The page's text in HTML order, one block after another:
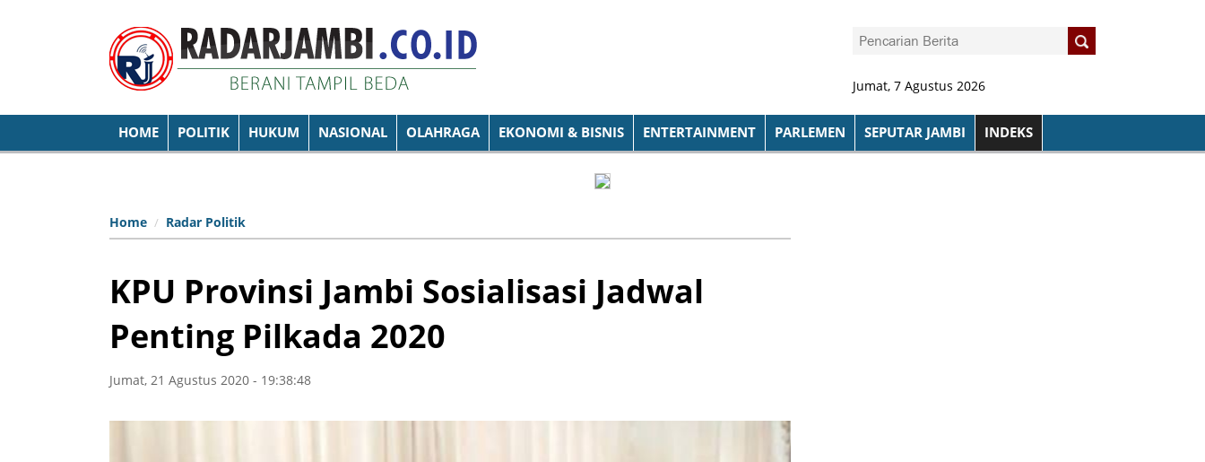
Jumat, 7 Agustus 2026
HOME POLITIK HUKUM NASIONAL OLAHRAGA EKONOMI & BISNIS ENTERTAINMENT PARLEMEN SEPUTAR JAMBI INDEKS
Home Radar Politik
KPU Provinsi Jambi Sosialisasi Jadwal
Penting Pilkada 2020
Jumat, 21 Agustus 2020 - 19:38:48